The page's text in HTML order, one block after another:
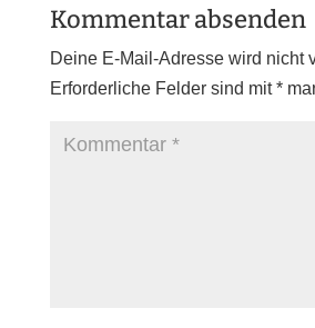
Kommentar absenden
Deine E-Mail-Adresse wird nicht
Erforderliche Felder sind mit*